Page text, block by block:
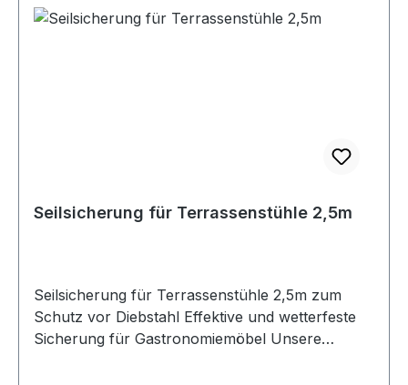
Eigenschaften Drahtseil 6 mm + 1 mm Kunststoff,
Seilsicherung für Terrassenstühle 2,5m
Seilsicherung für Terrassenstühle 2,5m zum
Schutz vor Diebstahl Effektive und wetterfeste
Sicherung für Gastronomiemöbel Unsere